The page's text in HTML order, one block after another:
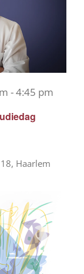
-4:45 pm
Haarlem